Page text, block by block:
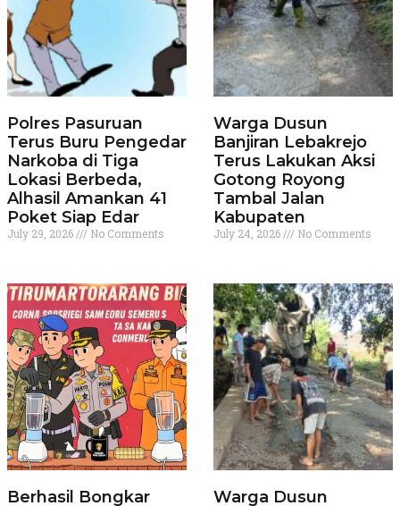
Polres Pasuruan
Terus Buru Pengedar
Narkoba di Tiga
Lokasi Berbeda,
Alhasil Amankan 41
Poket Siap Edar
July 29, 2026 No Comments
Warga Dusun
Banjiran Lebakrejo
Terus Lakukan Aksi
Gotong Royong
Tambal Jalan
Kabupaten
July 24, 2026 No Comments
Berhasil Bongkar
Warga Dusun